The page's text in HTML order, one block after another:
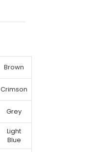
Brown
Crimson
Grey
Light
Blue